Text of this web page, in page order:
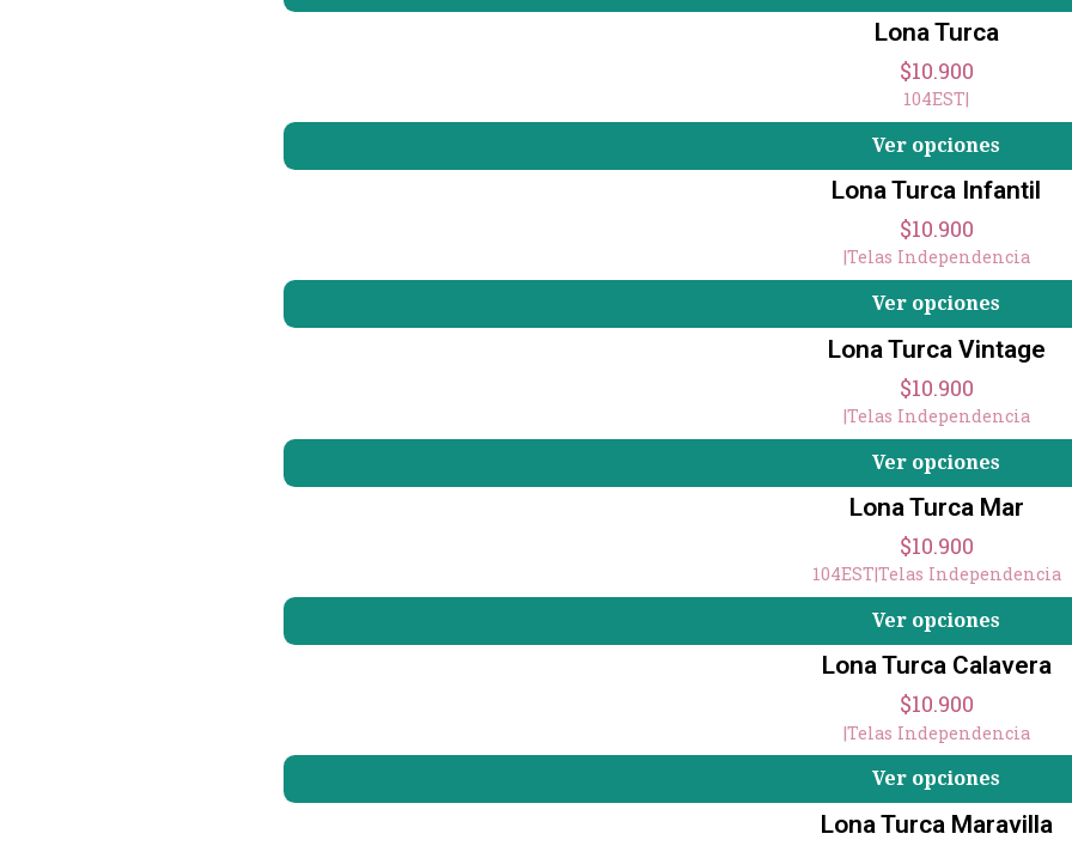
Lona Turca
$10.900
104EST|
Ver opciones
Lona Turca Infantil
$10.900
|Telas Independencia
Ver opciones
Lona Turca Vintage
$10.900
|Telas Independencia
Ver opciones
Lona Turca Mar
$10.900
104EST|Telas Independencia
Ver opciones
Lona Turca Calavera
$10.900
|Telas Independencia
Ver opciones
Lona Turca Maravilla